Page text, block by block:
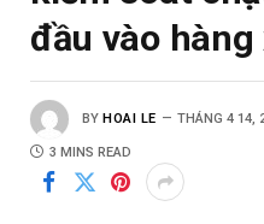
đầu vào
BY HOAI LE THÁNG 4 14,
3 MINS READ